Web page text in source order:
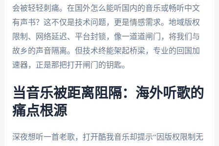
会被轻轻刺痛。在国外怎么能听国内的音乐或畅听中文
有声书？这不仅是技术问题，更是情感需求。地域版权
限制、网络延迟、平台封锁，像一道道闸门，将我们与
故乡的声音隔离。但技术终能架起桥梁，专业的回国加
速器，正是那把打开闸门的钥匙。
当音乐被距离阻隔：海外听歌的
痛点根源
深夜想听一首老歌，打开酷我音乐却提示“因版权限制无